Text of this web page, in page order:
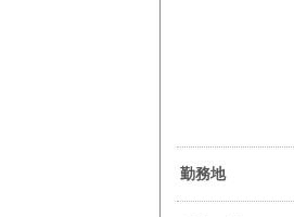
勤務地